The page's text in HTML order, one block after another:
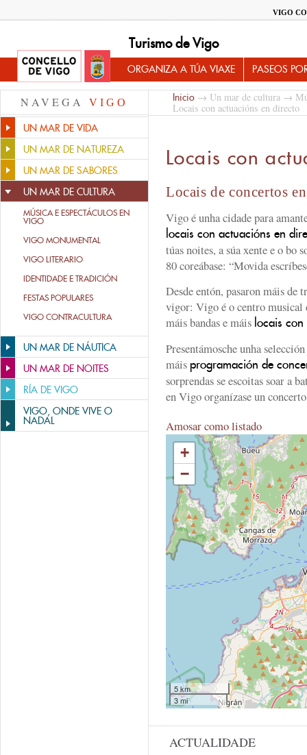
VIGO
Turismo de Vigo
ORGANIZA A TÚA VIAXE PASEOS
NAVEGA VIGO
UN MAR DE VIDA
UN MAR DE NATUREZA
UN MAR DE SABORES
UN MAR DE CULTURA
MÚSICA E ESPECTÁCULOS EN
VIGO
VIGO MONUMENTAL
VIGO LITERARIO
IDENTIDADE E TRADICIÓN
FESTAS POPULARES
VIGO CONTRACULTURA
UN MAR DE NÁUTICA
UN MAR DE NOITES
RÍA DE VIGO
VIGO, ONDE VIVE O
NADAL
Inicio → Un mar de cultura →
Locais con actuacións en directo
Locais con
Locais de concertos
Vigo é unha cidade para
locais con actuacións en
túas noites, a súa xente e o bo
80 coreábase: “Movida
Desde entón, pasaron máis de
vigor: Vigo é o centro musical
máis bandas e máis locais
Presentámosche unha
máis programación de
sorprendas se escoitas soar a
en Vigo organízase un
Amosar como listado
+
−
5 km
3 mi
ACTUALIDADE